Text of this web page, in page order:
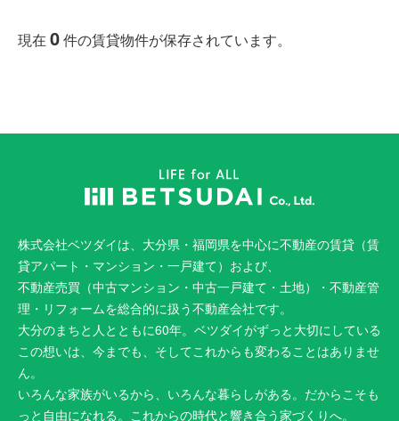
現在 0件の賃貸物件が保存されています。
株式会社ベツダイは、大分県・福岡県を中心に不動産の賃貸（賃
貸アパート・マンション・一戸建て）および、
不動産売買（中古マンション・中古一戸建て・土地）・不動産管
理・リフォームを総合的に扱う不動産会社です。
大分のまちと人とともに60年。ベツダイがずっと大切にしている
この想いは、今までも、そしてこれからも変わることはありませ
ん。
いろんな家族がいるから、いろんな暮らしがある。だからこそも
っと自由になれる。これからの時代と響き合う家づくりへ。